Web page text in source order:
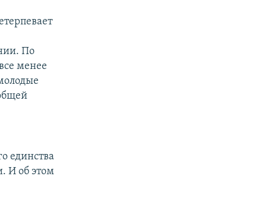
По
менее
единства
И об этом